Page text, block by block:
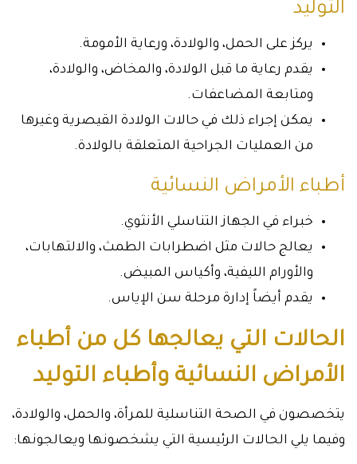
التوليد
يركز على الحمل، والولادة، ورعاية الأمومة.
يقدم رعاية ما قبل الولادة، والمخاض، والولادة،
ومتابعة المضاعفات.
يمكن إجراء ذلك في حالات الولادة القيصرية وغيرها
من العمليات الجراحية المتعلقة بالولادة.
أطباء الأمراض النسائية
خبراء في الجهاز التناسلي الأنثوي.
يعالج حالات مثل اضطرابات الطمث، والالتهابات،
والأورام الليفية، وأكياس المبيض.
يقدم أيضاً إدارة مرحلة سن الإياس.
الحالات التي يعالجها كل من أطباء
الأمراض النسائية وأطباء التوليد
يتخصصون في الصحة التناسلية للمرأة، والحمل، والولادة،
وفيما يلي الحالات الرئيسية التي يشخصونها ويعالجونها: